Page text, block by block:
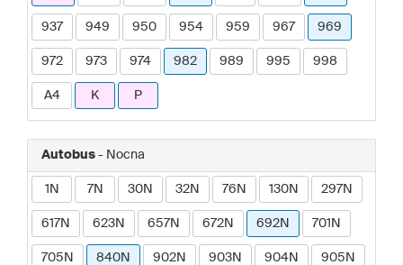
937 949 950 954 959 967 969
972 973 974 982 989 995 998
A4 K P
Autobus - Nocna
1N 7N 30N 32N 76N 130N 297N
617N 623N 657N 672N 692N 701N
705N 840N 902N 903N 904N 905N